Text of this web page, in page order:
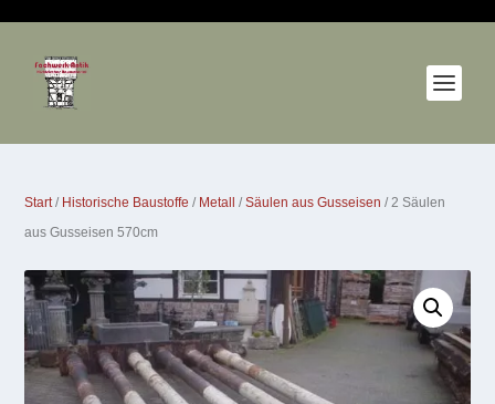
Start/ Historische Baustoffe / Metall /Säulen aus Gusseisen / 2 Säulen
aus Gusseisen 570cm